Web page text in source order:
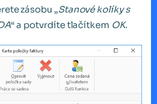
zásobu „Stanové kolíky s
“ a potvrdíte tlačítkem OK.